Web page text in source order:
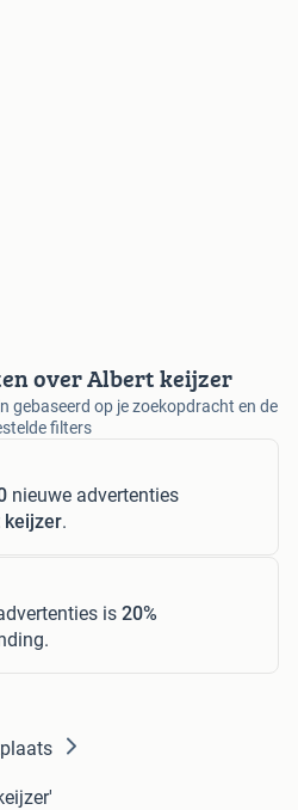
over Albert keijzer
gebaseerd op je zoekopdracht en de
filters
nieuwe advertenties
keijzer.
is 20%